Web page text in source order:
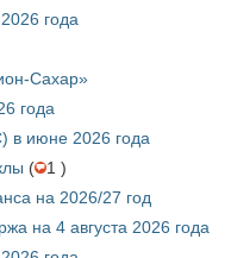
года
Сахар»
года
в июне 2026 года
(
1 )
на 2026/27 год
на 4 августа 2026 года